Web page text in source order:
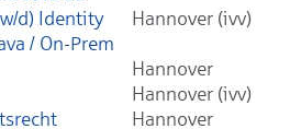
d) Identity
/ On-Prem
Hannover (ivv)
Hannover
Hannover (ivv)
Hannover